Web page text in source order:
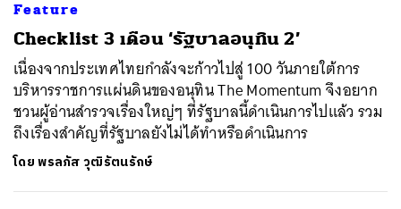
Feature
Checklist 3 เดือน ‘รัฐบาลอนุทิน 2’
เนื่องจากประเทศไทยกำลังจะก้าวไปสู่ 100 วันภายใต้การ
บริหารราชการแผ่นดินของอนุทิน The Momentum จึงอยาก
ชวนผู้อ่านสำรวจเรื่องใหญ่ๆ ที่รัฐบาลนี้ดำเนินการไปแล้ว รวม
ถึงเรื่องสำคัญที่รัฐบาลยังไม่ได้ทำหรือดำเนินการ
โดยพรลภัส วุฒิรัตนรักษ์